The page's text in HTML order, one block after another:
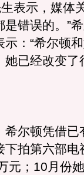
表示，媒体
错误的。”
：“希尔顿
已经改变了
尔顿凭借已
拍第六部电
元；10月份